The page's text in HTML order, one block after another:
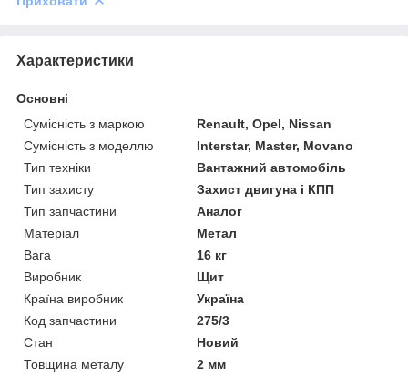
Характеристики
Основні
Сумісність з маркою
Renault, Opel, Nissan
Сумісність з моделлю
Interstar, Master, Movano
Тип техніки
Вантажний автомобіль
Тип захисту
Захист двигуна і КПП
Тип запчастини
Аналог
Матеріал
Метал
Вага
16 кг
Виробник
Щит
Країна виробник
Україна
Код запчастини
275/3
Стан
Новий
Товщина металу
2 мм